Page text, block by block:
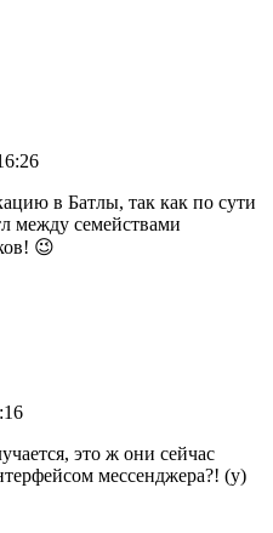
в Батлы, так как по сути
между семействами
😉
это ж они сейчас
мессенджера?! (y)